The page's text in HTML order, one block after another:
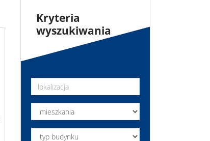
Kryteria
wyszukiwania